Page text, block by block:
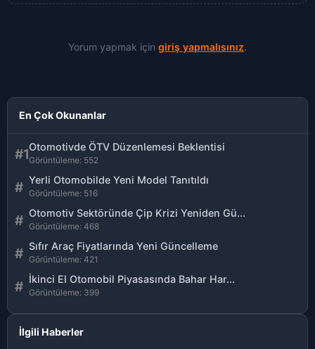
Yorum yapmak için giriş yapmalısınız.
En Çok Okunanlar
#1Otomotivde ÖTV Düzenlemesi Beklentisi
Görüntüleme: 552
# Yerli Otomobilde Yeni Model Tanıtıldı
Görüntüleme: 516
# Otomotiv Sektöründe Çip Krizi Yeniden Gü...
Görüntüleme: 468
# Sıfır Araç Fiyatlarında Yeni Güncelleme
Görüntüleme: 421
# İkinci El Otomobil Piyasasında Bahar Har...
Görüntüleme: 399
İlgili Haberler